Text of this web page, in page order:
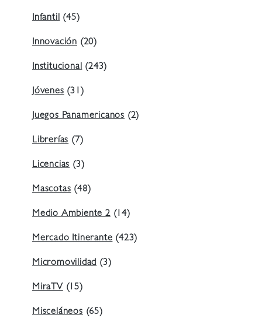
Infantil(45)
Innovación (20)
Institucional(243)
Jóvenes(31)
Juegos Panamericanos (2)
Librerías(7)
Licencias(3)
Mascotas(48)
Medio Ambiente 2(14)
Mercado Itinerante(423)
Micromovilidad(3)
MiraTV(15)
Misceláneos(65)